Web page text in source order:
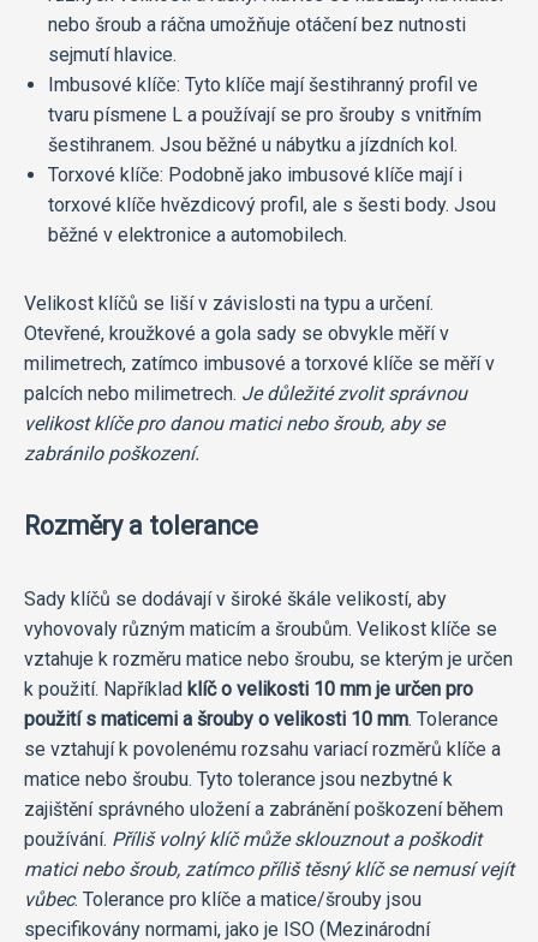
nebo šroub a ráčna umožňuje otáčení bez nutnosti
sejmutí hlavice.
Imbusové klíče: Tyto klíče mají šestihranný profil ve
tvaru písmene L a používají se pro šrouby s vnitřním
šestihranem. Jsou běžné u nábytku a jízdních kol.
Torxové klíče: Podobně jako imbusové klíče mají i
torxové klíče hvězdicový profil, ale s šesti body. Jsou
běžné v elektronice a automobilech.
Velikost klíčů se liší v závislosti na typu a určení.
Otevřené, kroužkové a gola sady se obvykle měří v
milimetrech, zatímco imbusové a torxové klíče se měří v
palcích nebo milimetrech. Je důležité zvolit správnou
velikost klíče pro danou matici nebo šroub, aby se
zabránilo poškození.
Rozměry a tolerance
Sady klíčů se dodávají v široké škále velikostí, aby
vyhovovaly různým maticím a šroubům. Velikost klíče se
vztahuje k rozměru matice nebo šroubu, se kterým je určen
k použití. Například klíč o velikosti 10 mm je určen pro
použití s maticemi a šrouby o velikosti 10 mm. Tolerance
se vztahují k povolenému rozsahu variací rozměrů klíče a
matice nebo šroubu. Tyto tolerance jsou nezbytné k
zajištění správného uložení a zabránění poškození během
používání. Příliš volný klíč může sklouznout a poškodit
matici nebo šroub, zatímco příliš těsný klíč se nemusí vejít
vůbec. Tolerance pro klíče a matice/šrouby jsou
specifikovány normami, jako je ISO (Mezinárodní